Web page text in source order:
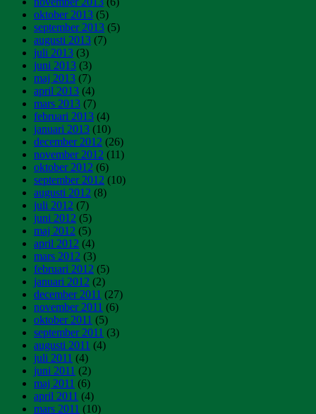
oktober 2013 (5)
september 2013 (5)
augusti 2013 (7)
juli 2013 (3)
juni 2013 (3)
maj 2013 (7)
april 2013 (4)
mars 2013 (7)
februari 2013 (4)
januari 2013 (10)
december 2012 (26)
november 2012 (11)
oktober 2012 (6)
september 2012 (10)
augusti 2012 (8)
juli 2012 (7)
juni 2012 (5)
maj 2012 (5)
april 2012 (4)
mars 2012 (3)
februari 2012 (5)
januari 2012 (2)
december 2011 (27)
november 2011 (6)
oktober 2011 (5)
september 2011 (3)
augusti 2011 (4)
juli 2011 (4)
juni 2011 (2)
maj 2011 (6)
april 2011 (4)
mars 2011 (10)